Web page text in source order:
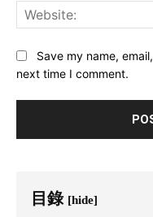
Save my name,
next time I comment.
目錄 [hide]